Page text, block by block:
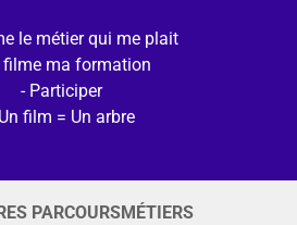
le métier qui me plait
filme ma formation
Participer
Un film = Un arbre
PARCOURSMÉTIERS